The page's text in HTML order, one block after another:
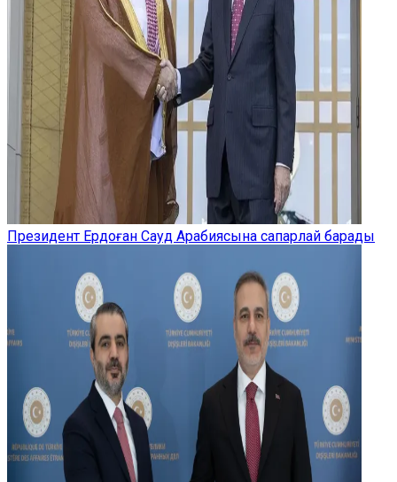
Президент Ердоған Сауд Арабиясына сапарлай барады